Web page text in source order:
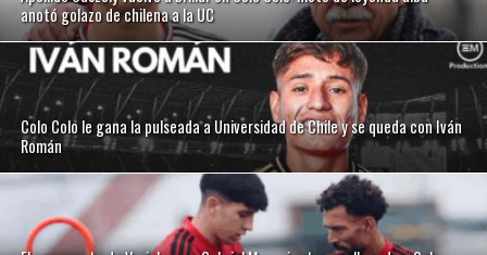
anotó golazo de chilena a la UC
Colo Colo le gana la pulseada a Universidad de Chile y se queda con Iván
Román